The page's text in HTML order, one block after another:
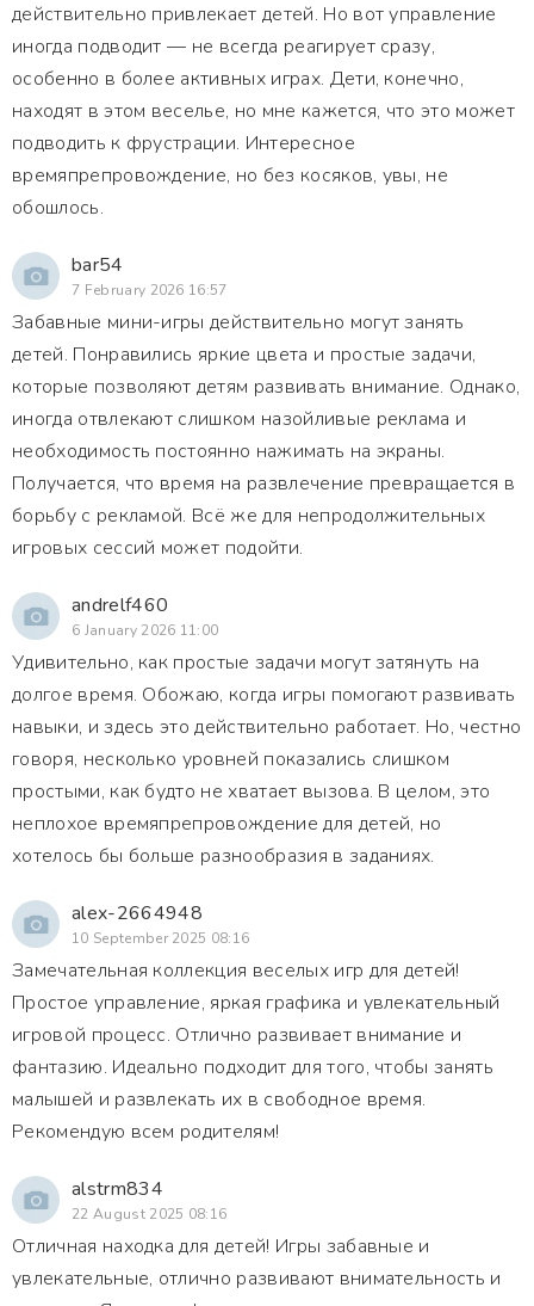
действительно привлекает детей. Но вот управление
иногда подводит — не всегда реагирует сразу,
особенно в более активных играх. Дети, конечно,
находят в этом веселье, но мне кажется, что это может
подводить к фрустрации. Интересное
времяпрепровождение, но без косяков, увы, не
обошлось.
bar54
7 February 2026 16:57
Забавные мини-игры действительно могут занять
детей. Понравились яркие цвета и простые задачи,
которые позволяют детям развивать внимание. Однако,
иногда отвлекают слишком назойливые реклама и
необходимость постоянно нажимать на экраны.
Получается, что время на развлечение превращается в
борьбу с рекламой. Всё же для непродолжительных
игровых сессий может подойти.
andrelf460
6 January 2026 11:00
Удивительно, как простые задачи могут затянуть на
долгое время. Обожаю, когда игры помогают развивать
навыки, и здесь это действительно работает. Но, честно
говоря, несколько уровней показались слишком
простыми, как будто не хватает вызова. В целом, это
неплохое времяпрепровождение для детей, но
хотелось бы больше разнообразия в заданиях.
alex-2664948
10 September 2025 08:16
Замечательная коллекция веселых игр для детей!
Простое управление, яркая графика и увлекательный
игровой процесс. Отлично развивает внимание и
фантазию. Идеально подходит для того, чтобы занять
малышей и развлекать их в свободное время.
Рекомендую всем родителям!
alstrm834
22 August 2025 08:16
Отличная находка для детей! Игры забавные и
увлекательные, отлично развивают внимательность и